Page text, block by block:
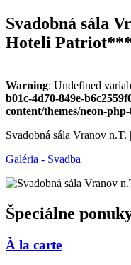
Svadobná sála
Hoteli Patriot***
Warning: Undefined
b01c-4d70-849e-
content/themes/neon-
Svadobná sála Vranov
Galéria - Svadba
Špeciálne
À la carte